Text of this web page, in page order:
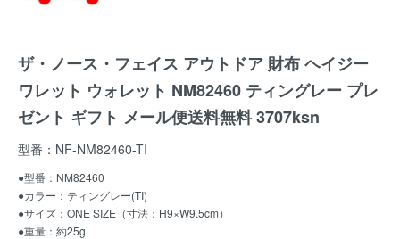
ザ・ノース・フェイス アウトドア 財布 ヘイジー
ワレット ウォレット NM82460 ティングレー プレ
ゼント ギフト メール便送料無料 3707ksn
型番：NF-NM82460-TI
●型番：NM82460
●カラー：ティングレー(TI)
●サイズ：ONE SIZE（寸法：H9×W9.5cm）
●重量：約25g